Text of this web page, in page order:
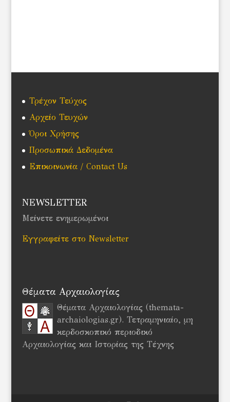
Τρέχον Τεύχος
Αρχείο Τευχών
Όροι Χρήσης
Προσωπικά Δεδομένα
Επικοινωνία / Contact Us
NEWSLETTER
Μείνετε ενημερωμένοι
Εγγραφείτε στο Newsletter
Θέματα Αρχαιολογίας
Θέματα Αρχαιολογίας (themata-
archaiologias.gr). Τετραμηνιαίο, μη
κερδοσκοπικό περιοδικό
Αρχαιολογίας και Ιστορίας της Τέχνης